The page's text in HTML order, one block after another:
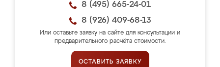
8 (495) 665-24-01
8 (926) 409-68-13
Или оставьте заявку на сайте для консультации и
предварительного расчёта стоимости.
ОСТАВИТЬ ЗАЯВКУ